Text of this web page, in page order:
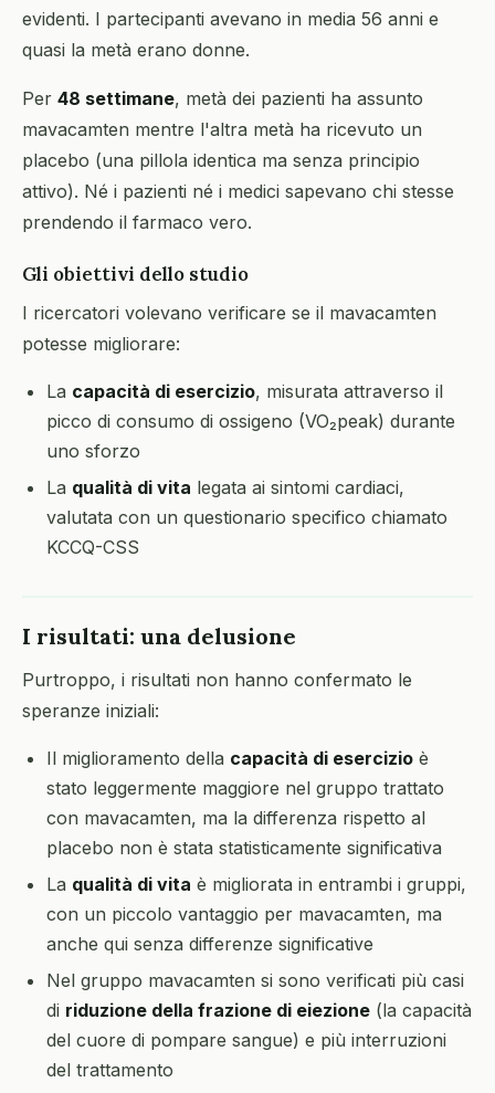
evidenti. I partecipanti avevano in media 56 anni e
quasi la metà erano donne.
Per 48 settimane, metà dei pazienti ha assunto
mavacamten mentre l'altra metà ha ricevuto un
placebo (una pillola identica ma senza principio
attivo). Né i pazienti né i medici sapevano chi stesse
prendendo il farmaco vero.
Gli obiettivi dello studio
I ricercatori volevano verificare se il mavacamten
potesse migliorare:
La capacità di esercizio, misurata attraverso il
picco di consumo di ossigeno (VO₂peak) durante
uno sforzo
La qualità di vita legata ai sintomi cardiaci,
valutata con un questionario specifico chiamato
KCCQ-CSS
I risultati: una delusione
Purtroppo, i risultati non hanno confermato le
speranze iniziali:
Il miglioramento della capacità di esercizio è
stato leggermente maggiore nel gruppo trattato
con mavacamten, ma la differenza rispetto al
placebo non è stata statisticamente significativa
La qualità di vita è migliorata in entrambi i gruppi,
con un piccolo vantaggio per mavacamten, ma
anche qui senza differenze significative
Nel gruppo mavacamten si sono verificati più casi
di riduzione della frazione di eiezione (la capacità
del cuore di pompare sangue) e più interruzioni
del trattamento